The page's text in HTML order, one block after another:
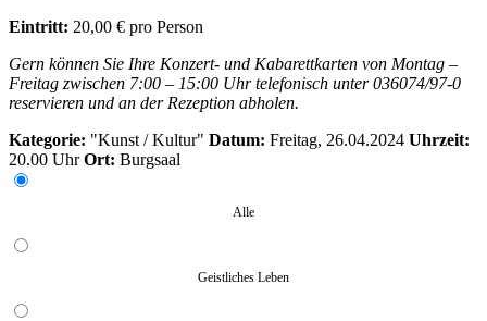
Eintritt: 20,00 € pro Person
Gern können Sie Ihre Konzert- und Kabarettkarten von Montag –
Freitag zwischen 7:00 – 15:00 Uhr telefonisch unter 036074/97-0
reservieren und an der Rezeption abholen.
Kategorie: "Kunst / Kultur" Datum: Freitag, 26.04.2024 Uhrzeit:
20.00 Uhr Ort: Burgsaal
Alle
Geistliches Leben